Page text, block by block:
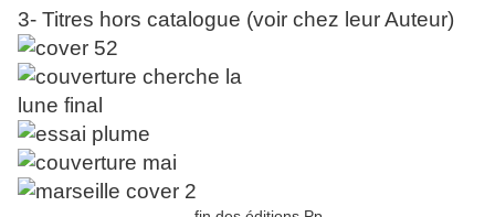
3- Titres hors catalogue (voir chez leur Auteur)